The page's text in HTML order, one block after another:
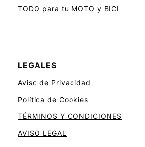
TODO para tu MOTO y BICI
LEGALES
Aviso de Privacidad
Política de Cookies
TÉRMINOS Y CONDICIONES
AVISO LEGAL